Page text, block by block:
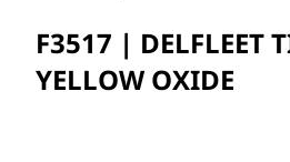
F3517 | DELFLEET
YELLOW OXIDE